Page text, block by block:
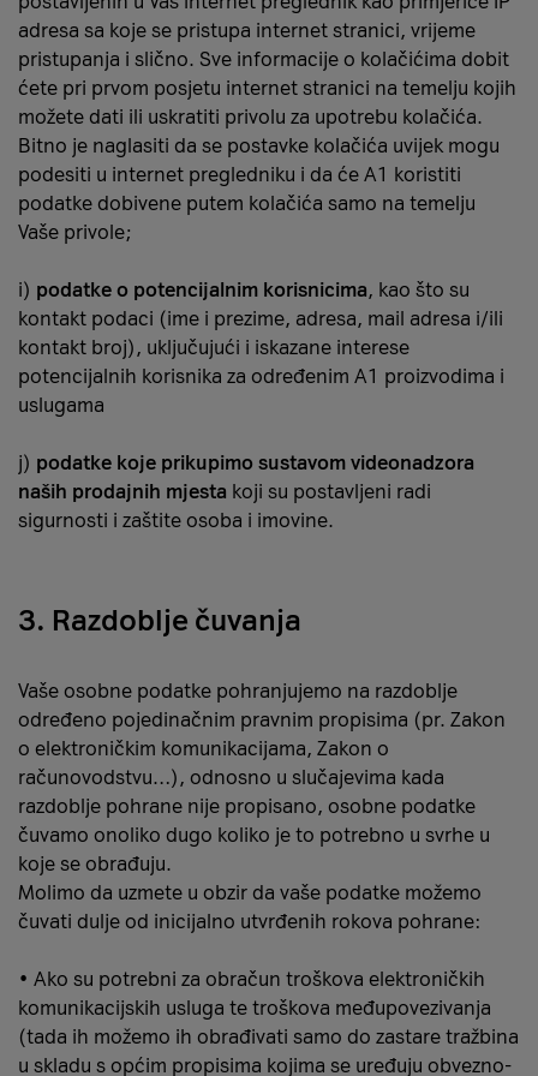
adresa sa koje se pristupa internet stranici, vrijeme
pristupanja i slično. Sve informacije o kolačićima dobit
ćete pri prvom posjetu internet stranici na temelju kojih
možete dati ili uskratiti privolu za upotrebu kolačića.
Bitno je naglasiti da se postavke kolačića uvijek mogu
podesiti u internet pregledniku i da će A1 koristiti
podatke dobivene putem kolačića samo na temelju
Vaše privole;
i) podatke o potencijalnim korisnicima, kao što su
kontakt podaci (ime i prezime, adresa, mail adresa i/ili
kontakt broj), uključujući i iskazane interese
potencijalnih korisnika za određenim A1 proizvodima i
uslugama
j) podatke koje prikupimo sustavom videonadzora
naših prodajnih mjesta koji su postavljeni radi
sigurnosti i zaštite osoba i imovine.
3. Razdoblje čuvanja
Vaše osobne podatke pohranjujemo na razdoblje
određeno pojedinačnim pravnim propisima (pr. Zakon
o elektroničkim komunikacijama, Zakon o
računovodstvu…), odnosno u slučajevima kada
razdoblje pohrane nije propisano, osobne podatke
čuvamo onoliko dugo koliko je to potrebno u svrhe u
koje se obrađuju.
Molimo da uzmete u obzir da vaše podatke možemo
čuvati dulje od inicijalno utvrđenih rokova pohrane:
• Ako su potrebni za obračun troškova elektroničkih
komunikacijskih usluga te troškova međupovezivanja
(tada ih možemo ih obrađivati samo do zastare tražbina
u skladu s općim propisima kojima se uređuju obvezno-